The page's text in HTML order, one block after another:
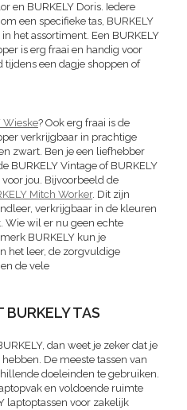
en BURKELY Doris. Iedere
een specifieke tas, BURKELY
het assortiment. Een BURKELY
is erg fraai en handig voor
een dagje shoppen of
Wieske? Ook erg fraai is de
verkrijgbaar in prachtige
zwart. Ben je een liefhebber
BURKELY Vintage of BURKELY
jou. Bijvoorbeeld de
Mitch Worker. Dit zijn
verkrijgbaar in de kleuren
Wie wil er nu geen echte
BURKELY kun je
het leer, de zorgvuldige
de vele
BURKELY TAS
dan weet je zeker dat je
De meeste tassen van
doeleinden te gebruiken.
en voldoende ruimte
laptoptassen voor zakelijk